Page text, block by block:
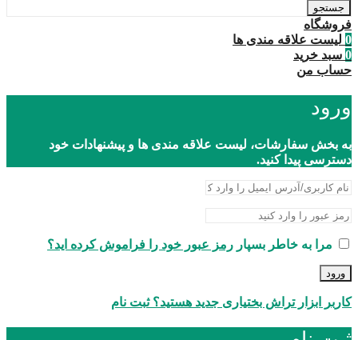
جستجو
فروشگاه
0 لیست علاقه مندی ها
0 سبد خرید
حساب من
ورود
به بخش سفارشات، لیست علاقه مندی ها و پیشنهادات خود
دسترسی پیدا کنید.
مرا به خاطر بسپار رمز عبور خود را فراموش کرده اید؟
ورود
کاربر ابزار تراش بختیاری جدید هستید؟ ثبت نام